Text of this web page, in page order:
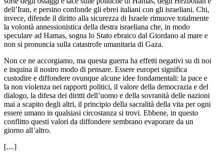
dell’Iran, e persino confonde gli ebrei italiani con gli israeliani. Chi,
invece, difende il diritto alla sicurezza di Israele rimuove totalmente
la volontà annessionistica della destra israeliana che, in modo
speculare ad Hamas, sogna lo Stato ebraico dal Giordano al mare e
non si pronuncia sulla catastrofe umanitaria di Gaza.
Non ce ne accorgiamo, ma questa guerra ha effetti negativi su di noi
e inquina il nostro modo di pensare. Essere europei significa
custodire e diffondere ovunque alcune idee fondamentali: la pace e
la non violenza nei rapporti politici, il valore della democrazia e del
dialogo, la difesa dei diritti dell’uomo e della sovranità delle nazioni
mai a scapito degli altri, il principio della sacralità della vita per ogni
essere umano in qualsiasi circostanza si trovi. Ebbene, in questo
conflitto questi valori da diffondere sembrano evaporare da un
giorno all’altro.
[....]